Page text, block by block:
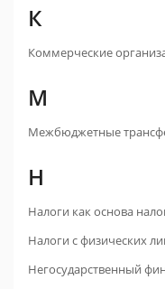
К
Коммерческие
М
Межбюджетные
Н
Налоги как основа
Налоги с физических
Негосударственный